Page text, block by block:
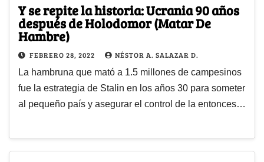
Y se repite la historia: Ucrania 90 años
después de Holodomor (Matar De
Hambre)
FEBRERO 28, 2022 NÉSTOR A. SALAZAR D.
La hambruna que mató a 1.5 millones de campesinos
fue la estrategia de Stalin en los años 30 para someter
al pequeño país y asegurar el control de la entonces…